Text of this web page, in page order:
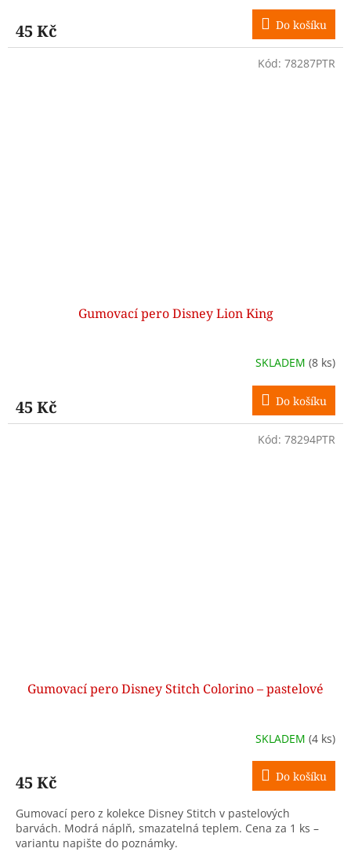
45 Kč Do košíku
Gumovací pero Disney Lion King
SKLADEM (8 ks)
45 Kč Do košíku
Kód: 78287PTR
Gumovací pero Disney Stitch Colorino – pastelové
SKLADEM (4 ks)
45 Kč Do košíku
Gumovací pero z kolekce Disney Stitch v pastelových
barvách. Modrá náplň, smazatelná teplem. Cena za 1 ks –
variantu napište do poznámky.
Kód: 78294PTR